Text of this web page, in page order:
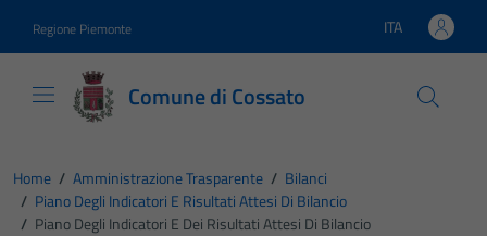
Regione Piemonte Lingua attiva:
ITA
Comune di Cossato
Home / Amministrazione Trasparente / Bilanci
/ Piano Degli Indicatori E Risultati Attesi Di Bilancio
/ Piano Degli Indicatori E Dei Risultati Attesi Di Bilancio